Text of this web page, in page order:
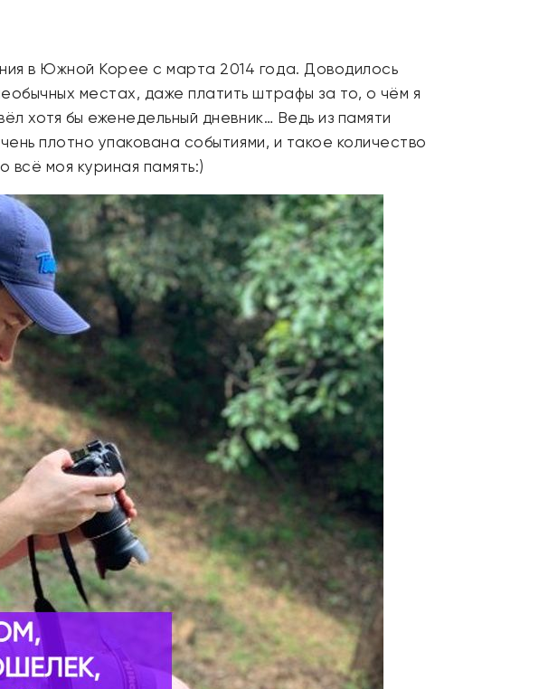
в Южной Корее с марта 2014 года. Доводилось
местах, даже платить штрафы за то, о чём я
хотя бы еженедельный дневник… Ведь из памяти
плотно упакована событиями, и такое количество
моя куриная память:)